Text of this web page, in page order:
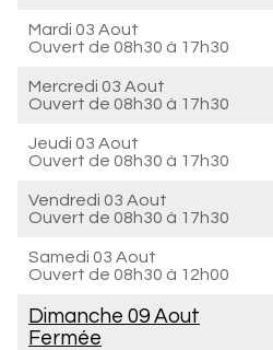
Mardi 03 Aout
Ouvert de 08h30 à 17h30
Mercredi 03 Aout
Ouvert de 08h30 à 17h30
Jeudi 03 Aout
Ouvert de 08h30 à 17h30
Vendredi 03 Aout
Ouvert de 08h30 à 17h30
Samedi 03 Aout
Ouvert de 08h30 à 12h00
Dimanche 09 Aout
Fermée